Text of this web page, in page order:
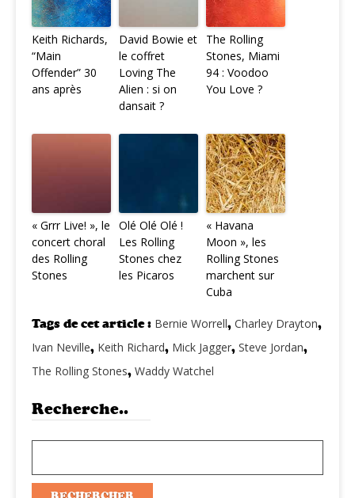
Keith Richards,
“Main
Offender” 30
ans après
David Bowie et
le coffret
Loving The
Alien : si on
dansait ?
The Rolling
Stones, Miami
94 : Voodoo
You Love ?
« Grrr Live! », le
concert choral
des Rolling
Stones
Olé Olé Olé !
Les Rolling
Stones chez
les Picaros
« Havana
Moon », les
Rolling Stones
marchent sur
Cuba
Tags de cet article : Bernie Worrell, Charley Drayton,
Ivan Neville, Keith Richard, Mick Jagger, Steve Jordan,
The Rolling Stones, Waddy Watchel
Recherche..